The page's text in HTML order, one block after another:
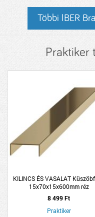
Többi IBER
Praktiker
KILINCS ÉS VASALAT
15x70x15x600mm réz
8 499 Ft
Praktiker